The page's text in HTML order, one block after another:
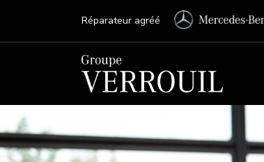
Réparateur agréé